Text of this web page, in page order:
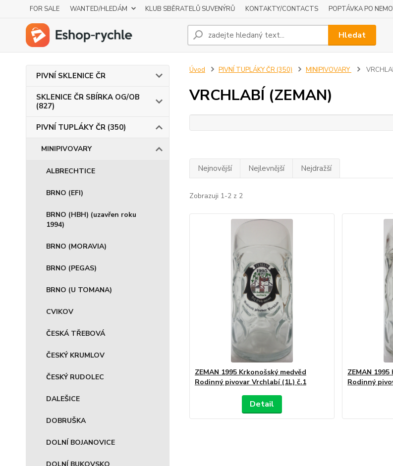
FOR SALE WANTED/HLEDÁM KLUB SBĚRATELŮ SUVENÝRŮ KONTAKTY/CONTACTS POPTÁVKA PO
Hledat
PIVNÍ SKLENICE ČR
SKLENICE ČR SBÍRKA OG/OB
(827)
PIVNÍ TUPLÁKY ČR (350)
MINIPIVOVARY
ALBRECHTICE
BRNO (EFI)
BRNO (HBH) (uzavřen roku
1994)
BRNO (MORAVIA)
BRNO (PEGAS)
BRNO (U TOMANA)
CVIKOV
ČESKÁ TŘEBOVÁ
ČESKÝ KRUMLOV
ČESKÝ RUDOLEC
DALEŠICE
DOBRUŠKA
DOLNÍ BOJANOVICE
Úvod PIVNÍ TUPLÁKY ČR (350) MINIPIVOVARY
VRCHLABÍ (ZEMAN)
Nejnovější Nejlevnější Nejdražší
Zobrazuji 1-2 z 2
ZEMAN 1995 Krkonošský medvěd
Rodinný pivovar Vrchlabí (1L) č.1
Detail
ZEMAN
Rodinný